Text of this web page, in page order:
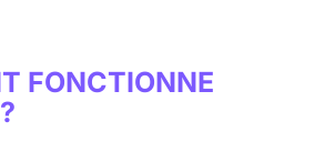
FONCTIONNE